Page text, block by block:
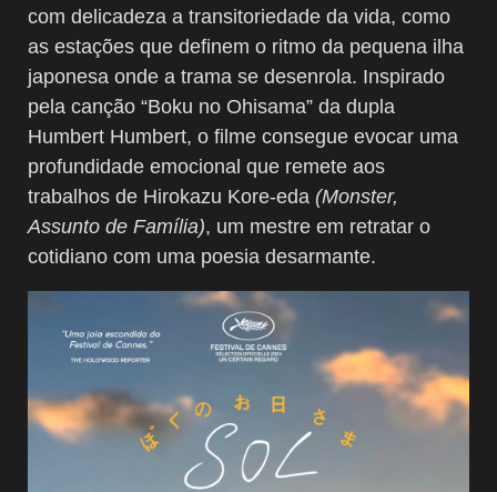
com delicadeza a transitoriedade da vida, como
as estações que definem o ritmo da pequena ilha
japonesa onde a trama se desenrola. Inspirado
pela canção “Boku no Ohisama” da dupla
Humbert Humbert, o filme consegue evocar uma
profundidade emocional que remete aos
trabalhos de Hirokazu Kore-eda (Monster,
Assunto de Família), um mestre em retratar o
cotidiano com uma poesia desarmante.